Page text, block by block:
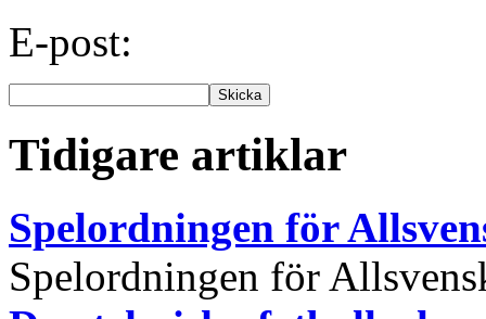
E-post:
Tidigare artiklar
Spelordningen för
Spelordningen för